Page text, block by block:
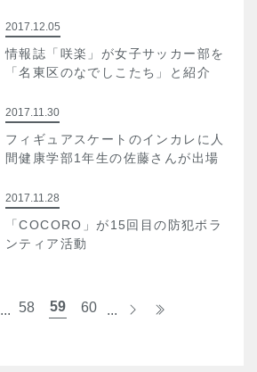
2017.12.05
情報誌「咲楽」が女子サッカー部を
「名東区のなでしこたち」と紹介
2017.11.30
フィギュアスケートのインカレに人
間健康学部1年生の佐藤さんが出場
2017.11.28
「COCORO」が15回目の防犯ボラ
ンティア活動
... 58 59 60 ... >